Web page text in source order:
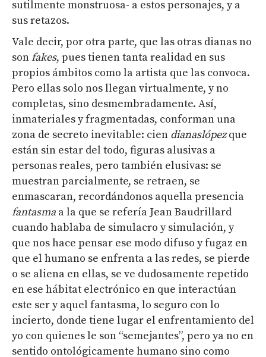
sutilmente monstruosa- a estos personajes, y a
sus retazos.
Vale decir, por otra parte, que las otras dianas no
sonfakes, pues tienen tanta realidad en sus
propios ámbitos como la artista que las convoca.
Pero ellas solo nos llegan virtualmente, y no
completas, sino desmembradamente. Así,
inmateriales y fragmentadas, conforman una
zona de secreto inevitable: cien dianaslópezque
están sin estar del todo, figuras alusivas a
personas reales, pero también elusivas: se
muestran parcialmente, se retraen, se
enmascaran, recordándonos aquella presencia
fantasma a la que se refería Jean Baudrillard
cuando hablaba de simulacro y simulación, y
que nos hace pensar ese modo difuso y fugaz en
que el humano se enfrenta a las redes, se pierde
o se aliena en ellas, se ve dudosamente repetido
en ese hábitat electrónico en que interactúan
este ser y aquel fantasma, lo seguro con lo
incierto, donde tiene lugar el enfrentamiento del
yo con quienes le son “semejantes”, pero ya no en
sentido ontológicamente humano sino como